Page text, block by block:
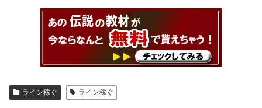
ライン稼ぐ ライン稼ぐ